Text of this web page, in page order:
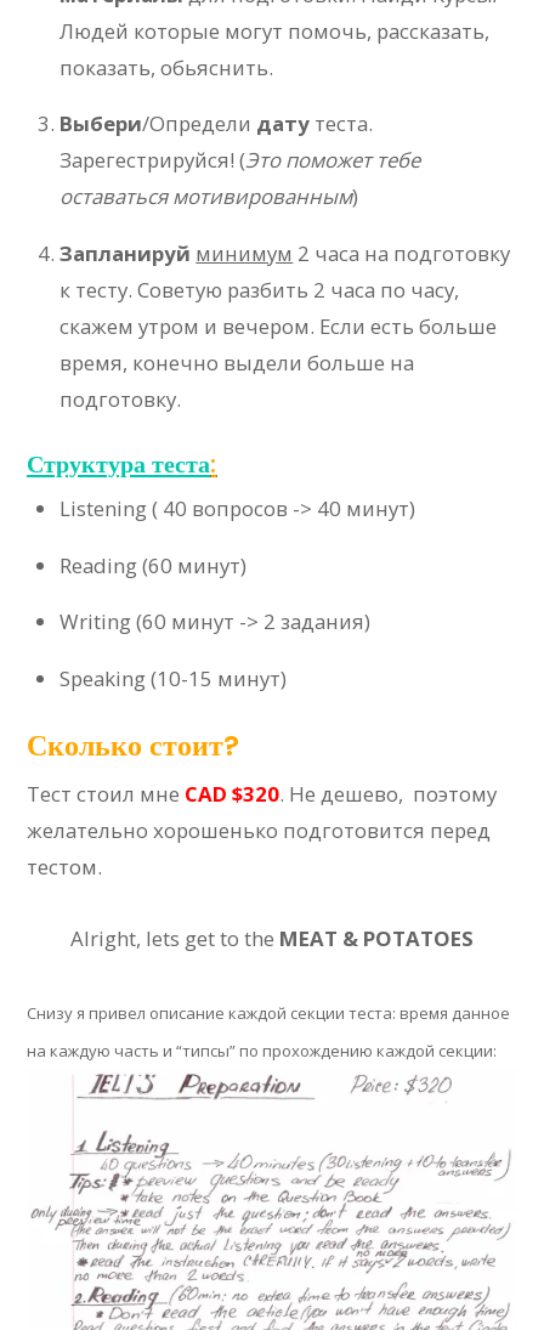
Людей которые могут помочь, рассказать,
показать, обьяснить.
Выбери/Определи дату теста.
Зарегестрируйся! (Это поможет тебе
оставаться мотивированным)
Запланируй минимум 2 часа на подготовку
к тесту. Советую разбить 2 часа по часу,
скажем утром и вечером. Если есть больше
время, конечно выдели больше на
подготовку.
Структура теста:
Listening ( 40 вопросов -> 40 минут)
Reading (60 минут)
Writing (60 минут -> 2 задания)
Speaking (10-15 минут)
Сколько стоит?
Тест стоил мне CAD $320. Не дешево, поэтому
желательно хорошенько подготовится перед
тестом.
Alright, lets get to the MEAT & POTATOES
Снизу я привел описание каждой секции теста: время данное
на каждую часть и “типсы” по прохождению каждой секции: